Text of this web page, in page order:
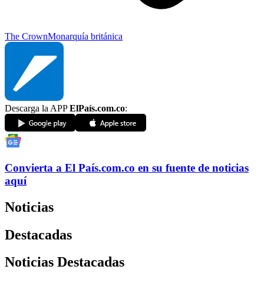
The CrownMonarquía británica
Descarga la APPElPaís.com.co:
Convierta a El País.com.co en su fuente de noticias
aquí
Noticias
Destacadas
Noticias Destacadas